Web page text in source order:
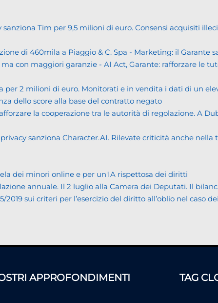
sanziona Tim per 9,5 milioni di euro. Consensi acquisiti
di 460mila a Piaggio & C. Spa - Marketing: il
con maggiori garanzie - AI Act, Garante: rafforzare le
per 2 milioni di euro. Monitorati e in vendita i dati di un
dello score alla base del contratto negato
la cooperazione tra le autorità di regolazione. A
sanziona Character.AI. Rilevate criticità anche
dei minori online e per un'IA rispettosa dei diritti
annuale. Il 2 luglio alla Camera dei Deputati. Il
sui criteri per l’esercizio del diritto all’oblio nel caso
APPROFONDIMENTI TAG